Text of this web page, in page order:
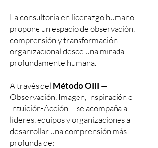
La consultoría en liderazgo humano
propone un espacio de observación,
comprensión y transformación
organizacional desde una mirada
profundamente humana.
A través del Método OIII —
Observación, Imagen, Inspiración e
Intuición-Acción— se acompaña a
líderes, equipos y organizaciones a
desarrollar una comprensión más
profunda de: